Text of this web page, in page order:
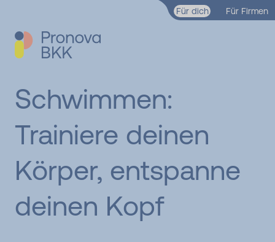
Zum Hauptinhalt springen
Für dich Für Firmen
Schwimmen:
Trainiere deinen
Körper, entspanne
deinen Kopf